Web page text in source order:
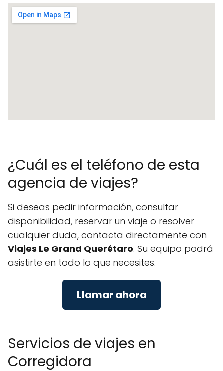
¿Cuál es el teléfono de esta
agencia de viajes?
Si deseas pedir información, consultar
disponibilidad, reservar un viaje o resolver
cualquier duda, contacta directamente con
Viajes Le Grand Querétaro. Su equipo podrá
asistirte en todo lo que necesites.
Llamar ahora
Servicios de viajes en
Corregidora